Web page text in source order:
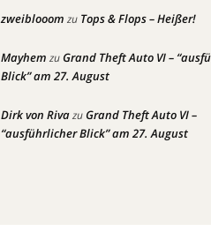
zweiblooom zu Tops & Flops – Heißer!
Mayhem zuGrand Theft Auto VI –
Blick” am 27. August
Dirk von RivazuGrand Theft Auto VI –
“ausführlicher Blick” am 27. August